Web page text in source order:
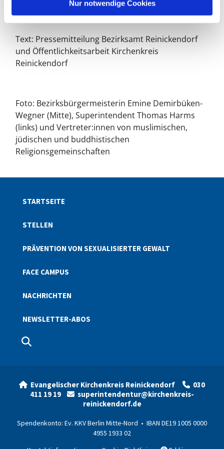
Nur notwendige Cookies
kulturelle Vielfalt und gelebtes Miteinander
interessieren.
Text: Pressemitteilung Bezirksamt Reinickendorf
und Öffentlichkeitsarbeit Kirchenkreis
Reinickendorf
Foto: Bezirksbürgermeisterin Emine Demirbüken-
Wegner (Mitte), Superintendent Thomas Harms
(links) und Vertreter:innen von muslimischen,
jüdischen und buddhistischen
Religionsgemeinschaften
STARTSEITE
STELLEN
PRÄVENTION VON SEXUALISIERTER GEWALT
FACE CAMPUS
NACHRICHTEN
NEWSLETTER-ABOS
 Evangelischer Kirchenkreis Reinickendorf  030
411 19 19
 superintendentur@kirchenkreis-
reinickendorf.de
Spendenkonto: Ev. KKV Berlin Mitte-Nord • IBAN DE19 1005 0000
4955 1933 02